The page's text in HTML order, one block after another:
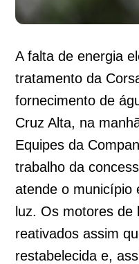
A falta de energia
tratamento da
fornecimento de
Cruz Alta, na
Equipes da
trabalho da
atende o município
luz. Os motores
reativados assim
restabelecida e,